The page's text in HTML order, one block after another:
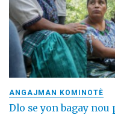
ANGAJMAN KOMINOTÈ
Dlo se yon bagay nou